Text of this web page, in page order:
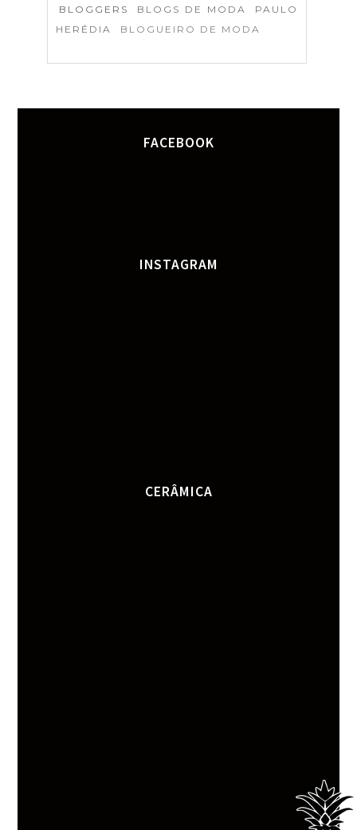
BLOGGERS
BLOGS DE MODA
PAULO
HERÉDIA
BLOGUEIRO DE MODA
FACEBOOK
INSTAGRAM
CERÂMICA